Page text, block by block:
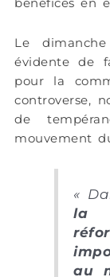
Le
évidente de
pour la
controverse,
de
mouvement
«
la
au